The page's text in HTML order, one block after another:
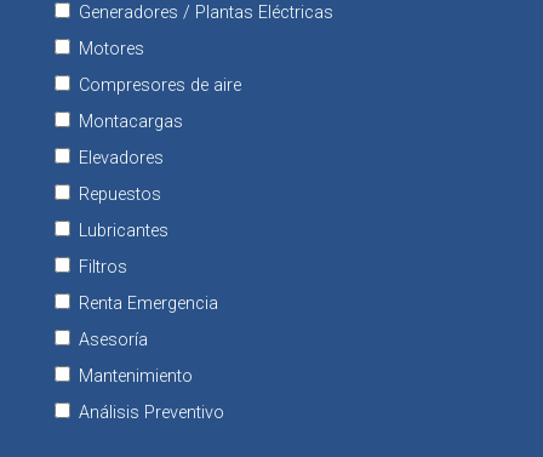
Generadores / Plantas Eléctricas
Motores
Compresores de aire
Montacargas
Elevadores
Repuestos
Lubricantes
Filtros
Renta Emergencia
Asesoría
Mantenimiento
Análisis Preventivo